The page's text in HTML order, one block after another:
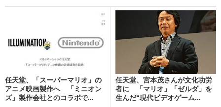
任天堂、「スーパーマリオ」の
アニメ映画製作へ 「ミニオン
ズ」製作会社とのコラボで...
任天堂、宮本茂さんが文化功労
者に 「マリオ」「ゼルダ」を
生んだ“現代ビデオゲーム...